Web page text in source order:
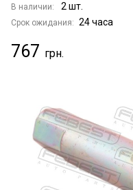
В наличии: 2 шт.
Срок ожидания: 24 часа
767